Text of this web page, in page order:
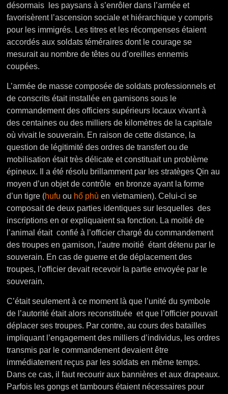
désormais les paysans à s’enrôler dans l’armée et
favorisèrent l’ascension sociale et hiérarchique y compris
pour les immigrés. Les titres et les récompenses étaient
accordés aux soldats téméraires dont le courage se
mesurait au nombre de têtes ou d’oreilles ennemis
coupées.
L’armée de masse composée de soldats professionnels et
de conscrits était installée en garnisons sous le
commandement des officiers supérieurs locaux vivant à
des centaines ou des milliers de kilomètres de la capitale
où vivait le souverain. En raison de cette distance, la
question de légitimité des ordres de transfert ou de
mobilisation était très délicate et constituait un problème
épineux. Il a été résolu brillamment par les stratèges Qin au
moyen d’un objet de contrôle en bronze ayant la forme
d’un tigre (hufu ou hổ phù en vietnamien). Celui-ci se
composait de deux parties identiques sur lesquelles des
inscriptions en or expliquaient sa fonction. La moitié de
l’animal était confié à l’officier chargé du commandement
des troupes en garnison, l’autre moitié étant détenu par le
souverain. En cas de guerre et de déplacement des
troupes, l’officier devait recevoir la partie envoyée par le
souverain.
C’était seulement à ce moment là que l’unité du symbole
de l’autorité était alors reconstituée et que l’officier pouvait
déplacer ses troupes. Par contre, au cours des batailles
impliquant l’engagement des milliers d’individus, les ordres
transmis par le commandement devaient être
immédiatement reçus par les soldats en même temps.
Dans ce cas, il faut recourir aux bannières et aux drapeaux.
Parfois les gongs et tambours étaient nécessaires pour